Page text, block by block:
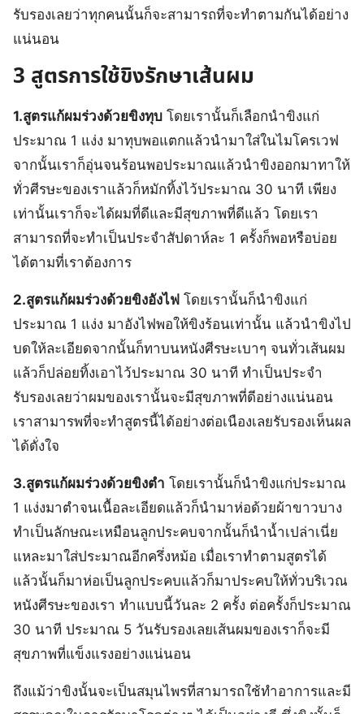
รับรองเลยว่าทุกคนนั้นก็จะสามารถที่จะทำตามกันได้อย่าง
แน่นอน
3 สูตรการใช้ขิงรักษาเส้นผม
1.สูตรแก้ผมร่วงด้วยขิงทุบ โดยเรานั้นก็เลือกนำขิงแก่
ประมาณ 1 แง่ง มาทุบพอแตกแล้วนำมาใส่ในไมโครเวฟ
จากนั้นเราก็อุ่นจนร้อนพอประมาณแล้วนำขิงออกมาทาให้
ทั่วศีรษะของเราแล้วก็หมักทิ้งไว้ประมาณ 30 นาที เพียง
เท่านั้นเราก็จะได้ผมที่ดีและมีสุขภาพที่ดีแล้ว โดยเรา
สามารถที่จะทำเป็นประจำสัปดาห์ละ 1 ครั้งก็พอหรือบ่อย
ได้ตามที่เราต้องการ
2.สูตรแก้ผมร่วงด้วยขิงอังไฟ โดยเรานั้นก็นำขิงแก่
ประมาณ 1 แง่ง มาอังไฟพอให้ขิงร้อนเท่านั้น แล้วนำขิงไป
บดให้ละเอียดจากนั้นก็ทาบนหนังศีรษะเบาๆ จนทั่วเส้นผม
แล้วก็ปล่อยทิ้งเอาไว้ประมาณ 30 นาที ทำเป็นประจำ
รับรองเลยว่าผมของเรานั้นจะมีสุขภาพที่ดีอย่างแน่นอน
เราสามารพที่จะทำสูตรนี้ได้อย่างต่อเนืองเลยรับรองเห็นผล
ได้ดั่งใจ
3.สูตรแก้ผมร่วงด้วยขิงตำ โดยเรานั้นก็นำขิงแก่ประมาณ
1 แง่งมาตำจนเนื้อละเอียดแล้วก็นำมาห่อด้วยผ้าขาวบาง
ทำเป็นลักษณะเหมือนลูกประคบจากนั้นก็นำน้ำเปล่าเนี่ย
แหละมาใส่ประมาณอีกครึ่งหม้อ เมื่อเราทำตามสูตรได้
แล้วนั้นก็มาห่อเป็นลูกประคบแล้วก็มาประคบให้ทั่วบริเวณ
หนังศีรษะของเรา ทำแบบนี้วันละ 2 ครั้ง ต่อครั้งก็ประมาณ
30 นาที ประมาณ 5 วันรับรองเลยเส้นผมของเราก็จะมี
สุขภาพที่แข็งแรงอย่างแน่นอน
ถึงแม้ว่าขิงนั้นจะเป็นสมุนไพรที่สามารถใช้ทำอาการและมี